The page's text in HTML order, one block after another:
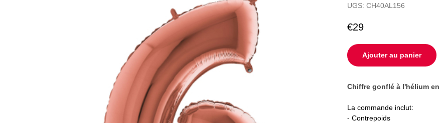
UGS: CH40AL156
€29
Ajouter au panier
Сhiffre gonflé à l'hélium en
La commande inclut:
- Contrepoids